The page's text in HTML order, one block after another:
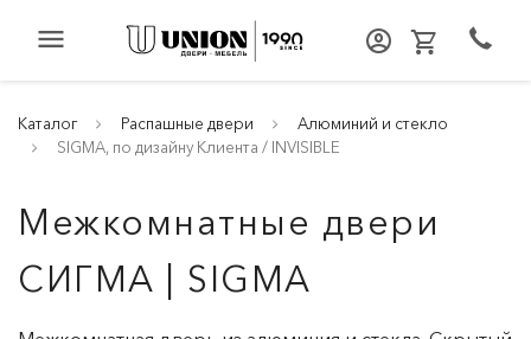
menu
Каталог Распашные двери
Алюминий и стекло
SIGMA, по дизайну Клиента / INVISIBLE
Межкомнатные двери
СИГМА | SIGMA